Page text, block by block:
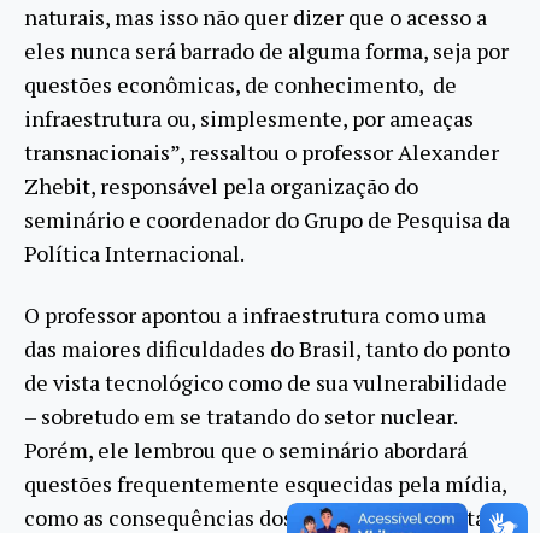
naturais, mas isso não quer dizer que o acesso a
eles nunca será barrado de alguma forma, seja por
questões econômicas, de conhecimento, de
infraestrutura ou, simplesmente, por ameaças
transnacionais”, ressaltou o professor Alexander
Zhebit, responsável pela organização do
seminário e coordenador do Grupo de Pesquisa da
Política Internacional.
O professor apontou a infraestrutura como uma
das maiores dificuldades do Brasil, tanto do ponto
de vista tecnológico como de sua vulnerabilidade
– sobretudo em se tratando do setor nuclear.
Porém, ele lembrou que o seminário abordará
questões frequentemente esquecidas pela mídia,
como as consequências dos impactos ambientais.